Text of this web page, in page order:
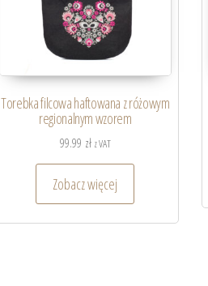
Torebka filcowa haftowana z różowym
regionalnym wzorem
99.99 zł z VAT
Zobacz więcej